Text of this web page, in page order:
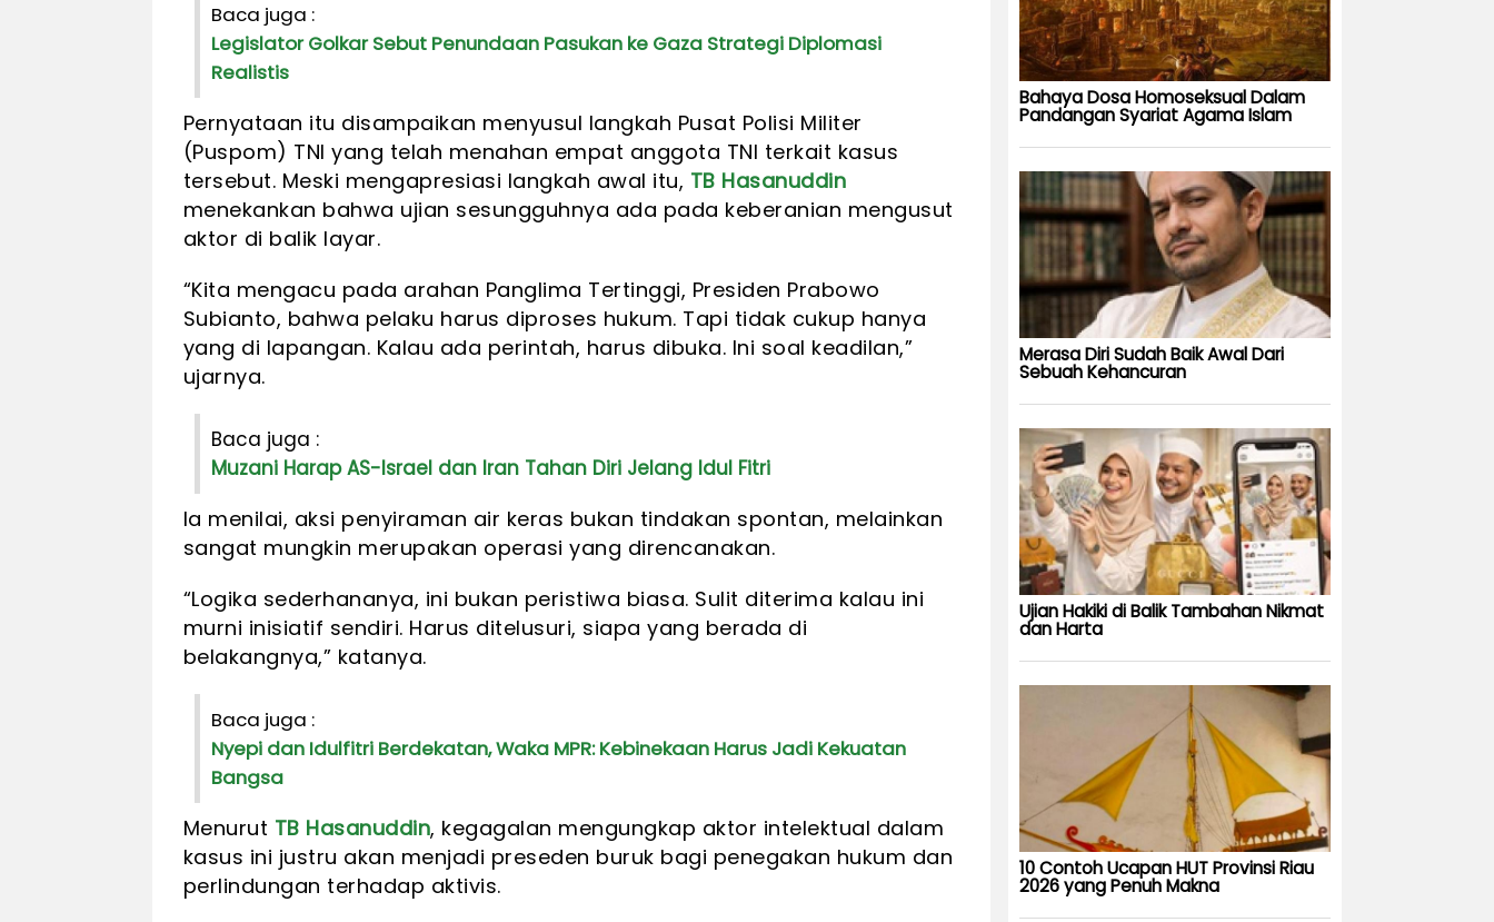
Baca juga :
Legislator Golkar Sebut Penundaan Pasukan ke Gaza Strategi Diplomasi
Realistis
Pernyataan itu disampaikan menyusul langkah Pusat Polisi Militer
(Puspom) TNI yang telah menahan empat anggota TNI terkait kasus
tersebut. Meski mengapresiasi langkah awal itu, TB Hasanuddin
menekankan bahwa ujian sesungguhnya ada pada keberanian mengusut
aktor di balik layar.
“Kita mengacu pada arahan Panglima Tertinggi, Presiden Prabowo
Subianto, bahwa pelaku harus diproses hukum. Tapi tidak cukup hanya
yang di lapangan. Kalau ada perintah, harus dibuka. Ini soal keadilan,”
ujarnya.
Baca juga :
Muzani Harap AS-Israel dan Iran Tahan Diri Jelang Idul Fitri
Ia menilai, aksi penyiraman air keras bukan tindakan spontan, melainkan
sangat mungkin merupakan operasi yang direncanakan.
“Logika sederhananya, ini bukan peristiwa biasa. Sulit diterima kalau ini
murni inisiatif sendiri. Harus ditelusuri, siapa yang berada di
belakangnya,” katanya.
Baca juga :
Nyepi dan Idulfitri Berdekatan, Waka MPR: Kebinekaan Harus Jadi Kekuatan
Bangsa
Menurut TB Hasanuddin, kegagalan mengungkap aktor intelektual dalam
kasus ini justru akan menjadi preseden buruk bagi penegakan hukum dan
perlindungan terhadap aktivis.
Bahaya Dosa Homoseksual Dalam
Pandangan Syariat Agama Islam
Merasa Diri Sudah Baik Awal Dari
Sebuah Kehancuran
Ujian Hakiki di Balik Tambahan Nikmat
dan Harta
10 Contoh Ucapan HUT Provinsi Riau
2026 yang Penuh Makna